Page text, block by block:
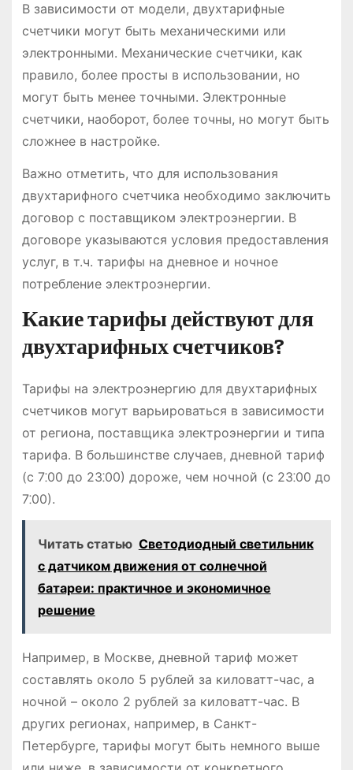
В зависимости от модели, двухтарифные
счетчики могут быть механическими или
электронными. Механические счетчики, как
правило, более просты в использовании, но
могут быть менее точными. Электронные
счетчики, наоборот, более точны, но могут быть
сложнее в настройке.
Важно отметить, что для использования
двухтарифного счетчика необходимо заключить
договор с поставщиком электроэнергии. В
договоре указываются условия предоставления
услуг, в т.ч. тарифы на дневное и ночное
потребление электроэнергии.
Какие тарифы действуют для
двухтарифных счетчиков?
Тарифы на электроэнергию для двухтарифных
счетчиков могут варьироваться в зависимости
от региона, поставщика электроэнергии и типа
тарифа. В большинстве случаев, дневной тариф
(с 7⁚00 до 23⁚00) дороже, чем ночной (с 23⁚00 до
7⁚00).
Читать статью Светодиодный светильник
с датчиком движения от солнечной
батареи: практичное и экономичное
решение
Например, в Москве, дневной тариф может
составлять около 5 рублей за киловатт-час, а
ночной – около 2 рублей за киловатт-час. В
других регионах, например, в Санкт-
Петербурге, тарифы могут быть немного выше